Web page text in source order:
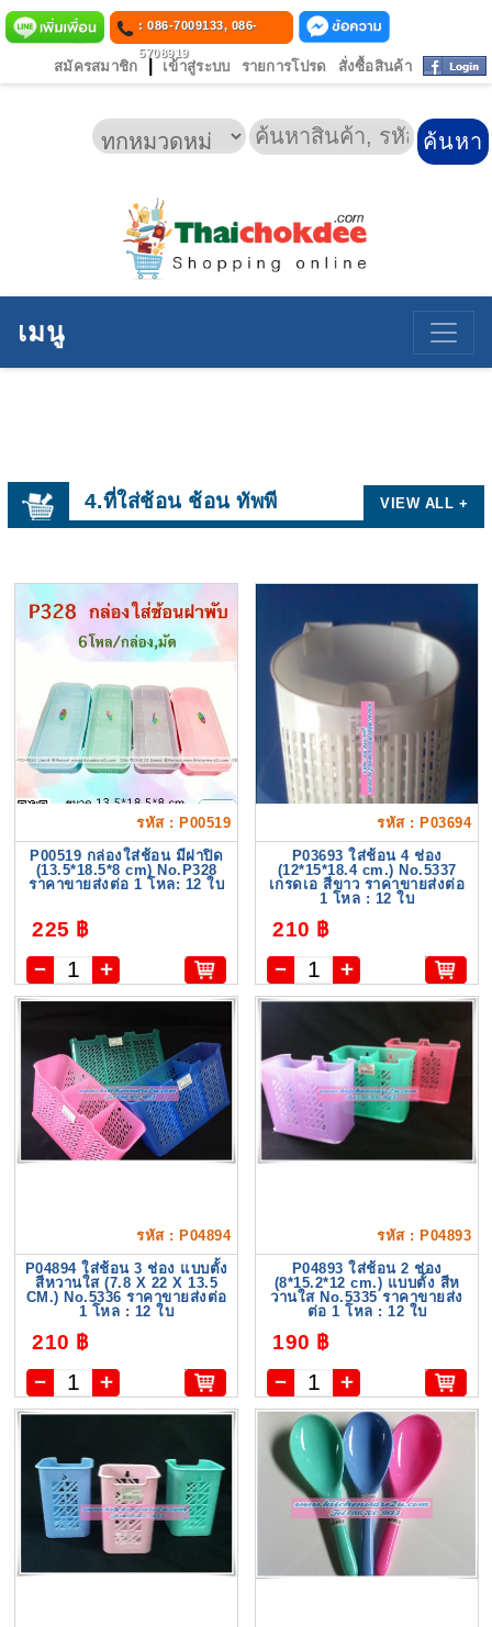
: 086-7009133, 086-
5708919
สมัครสมาชิก เข้าสู่ระบบ รายการโปรด สั่งซื้อสินค้า
เมนู
4.ที่ใส่ช้อน ช้อน ทัพพี VIEW ALL +
รหัส : P00519
P00519 กล่องใส่ช้อน มีฝาปิด
(13.5*18.5*8 cm) No.P328
ราคาขายส่งต่อ 1 โหล: 12 ใบ
225 ฿
รหัส : P03694
P03693 ใส่ช้อน 4 ช่อง
(12*15*18.4 cm.) No.5337
เกรดเอ สีขาว ราคาขายส่งต่อ
1 โหล : 12 ใบ
210 ฿
รหัส : P04894
P04894 ใส่ช้อน 3 ช่อง แบบตั้ง
สีหวานใส (7.8 X 22 X 13.5
CM.) No.5336 ราคาขายส่งต่อ
1 โหล : 12 ใบ
210 ฿
รหัส : P04893
P04893 ใส่ช้อน 2 ช่อง
(8*15.2*12 cm.) แบบตั้ง สีห
วานใส No.5335 ราคาขายส่ง
ต่อ 1 โหล : 12 ใบ
190 ฿